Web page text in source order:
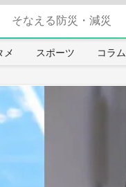
そなえる防災・減災
メ スポーツ コラム